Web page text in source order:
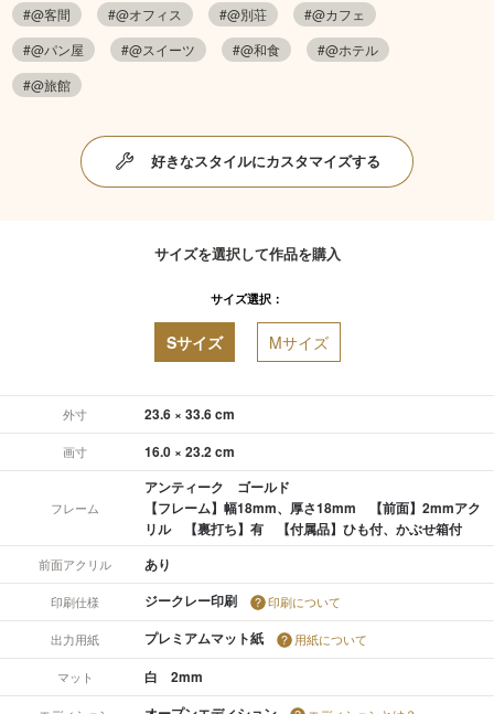
#@客間
#@オフィス #@別荘
#@カフェ
#@パン屋
#@スイーツ #@和食
#@ホテル
#@旅館
好きなスタイルにカスタマイズする
サイズを選択して作品を購入
サイズ選択：
Sサイズ Mサイズ
外寸 23.6 × 33.6 cm
画寸 16.0 × 23.2 cm
フレーム
アンティーク ゴールド
【フレーム】幅18mm、厚さ18mm 【前面】2mmアク
リル 【裏打ち】有 【付属品】ひも付、かぶせ箱付
前面アクリル あり
印刷仕様 ジークレー印刷 印刷について
出力用紙 プレミアムマット紙 用紙について
マット 白 2mm